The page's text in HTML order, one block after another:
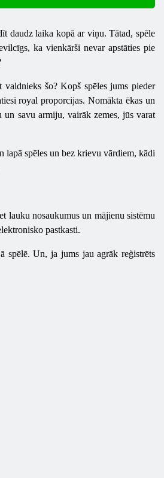
daudz laika kopā ar viņu. Tātad, spēle
ka vienkārši nevar apstāties pie
šo? Kopš spēles jums pieder
royal proporcijas. Nomākta ēkas un
un savu armiju, vairāk zemes, jūs varat
lapā spēles un bez krievu vārdiem, kādi
lauku nosaukumus un mājienu sistēmu
pastkasti.
spēlē. Un, ja jums jau agrāk reģistrēts